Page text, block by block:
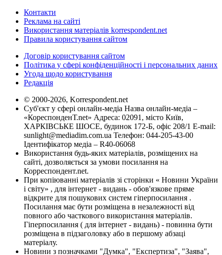
Контакти
Реклама на сайті
Використання матеріалів korrespondent.net
Правила користування сайтом
Договір користування сайтом
Політика у сфері конфіденційності і персональних даних
Угода щодо користування
Редакція
© 2000-2026, Korrespondent.net
Суб'єкт у сфері онлайн-медіа Назва онлайн-медіа –
«КореспонденТ.net» Адреса: 02091, місто Київ,
ХАРКІВСЬКЕ ШОСЕ, будинок 172-Б, офіс 208/1 E-mail:
sunlight@mediadim.com.ua Телефон: 044-205-43-00
Ідентифікатор медіа – R40-06068
Використання будь-яких матеріалів, розміщених на
сайті, дозволяється за умови посилання на
Корреспондент.net.
При копіюванні матеріалів зі сторінки « Новини України
і світу» , для інтернет - видань - обов'язкове пряме
відкрите для пошукових систем гіперпосилання .
Посилання має бути розміщена в незалежності від
повного або часткового використання матеріалів.
Гіперпосилання ( для інтернет - видань) - повинна бути
розміщена в підзаголовку або в першому абзаці
матеріалу.
Новини з позначками "Думка", "Експертиза", "Заява",